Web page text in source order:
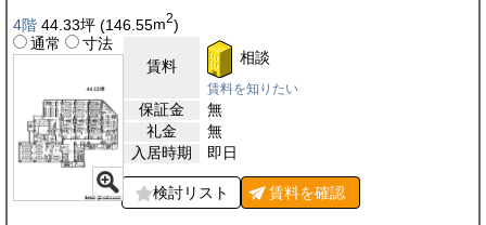
4階 44.33坪 (146.55m2)
通常
寸法
賃料
相談
賃料を知りたい
保証金
無
礼金
無
入居時期
即日
検討リスト 賃料を確認